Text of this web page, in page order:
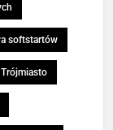
softstartów